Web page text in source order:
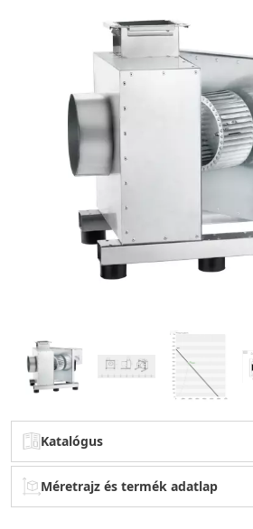
Katalógus
Méretrajz és termék adatlap